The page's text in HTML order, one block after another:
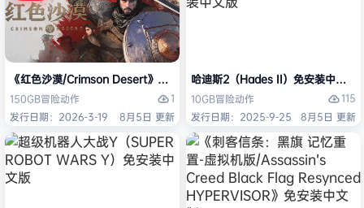
《红色沙漠/Crimson Desert》免安装中文版
150GB冒险动作
1
发行日期：2026-3-19
8月5日 更新
哈迪斯2（Hades II）免安装中文版
10GB冒险动作
115
发行日期：2025-9-25
8月5日 更新